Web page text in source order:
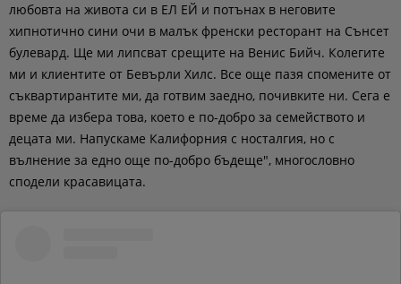
любовта на живота си в ЕЛ ЕЙ и потънах в неговите
хипнотично сини очи в малък френски ресторант на Сънсет
булевард. Ще ми липсват срещите на Венис Бийч. Колегите
ми и клиентите от Бевърли Хилс. Все още пазя спомените от
съквартирантите ми, да готвим заедно, почивките ни. Сега е
време да избера това, което е по-добро за семейството и
децата ми. Напускаме Калифорния с носталгия, но с
вълнение за едно още по-добро бъдеще", многословно
сподели красавицата.